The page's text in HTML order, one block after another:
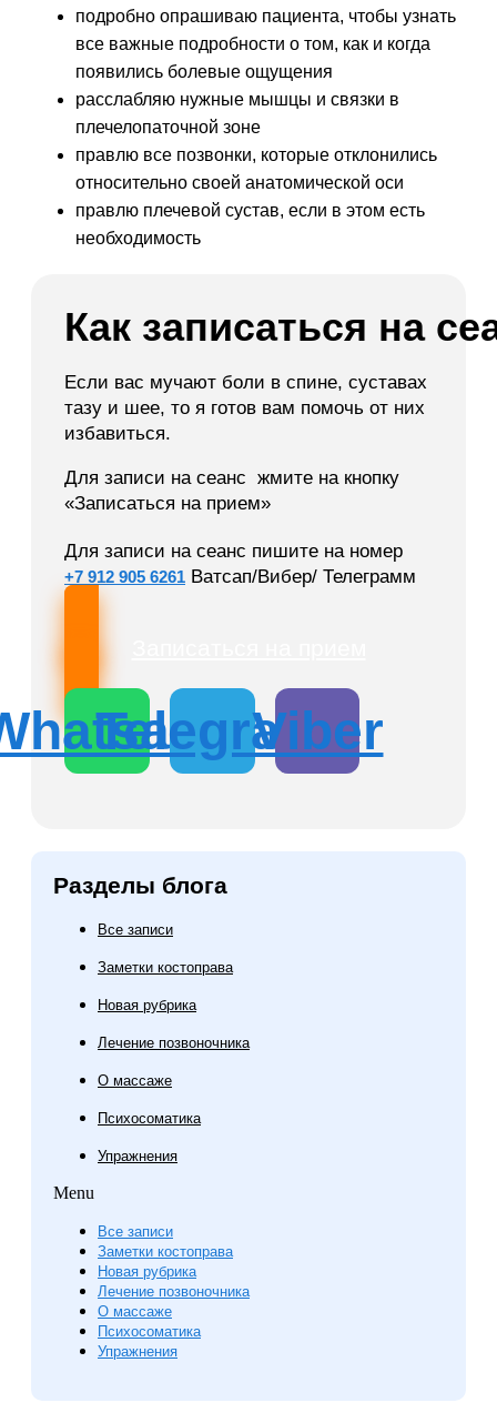
подробно опрашиваю пациента, чтобы узнать
все важные подробности о том, как и когда
появились болевые ощущения
расслабляю нужные мышцы и связки в
плечелопаточной зоне
правлю все позвонки, которые отклонились
относительно своей анатомической оси
правлю плечевой сустав, если в этом есть
необходимость
Как записаться на
Если вас мучают боли в спине, суставах
тазу и шее, то я готов вам помочь от них
избавиться.
Для записи на сеанс жмите на кнопку
«Записаться на прием»
Для записи на сеанс пишите на номер
+7 912 905 6261 Ватсап/Вибер/ Телеграмм
Telegram
Viber
Разделы блога
Все записи
Заметки костоправа
Новая рубрика
Лечение позвоночника
О массаже
Психосоматика
Упражнения
Menu
Все записи
Заметки костоправа
Новая рубрика
Лечение позвоночника
О массаже
Психосоматика
Упражнения